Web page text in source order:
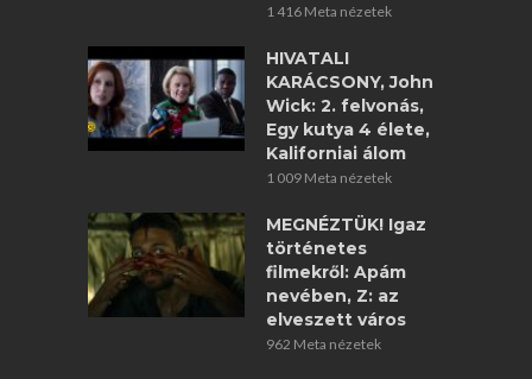
1 416 Meta nézetek
HIVATALI
KARÁCSONY, John
Wick: 2. felvonás,
Egy kutya 4 élete,
Kaliforniai álom
1 009 Meta nézetek
MEGNÉZTÜK! Igaz
történetes
filmekről: Apám
nevében, Z: az
elveszett város
962 Meta nézetek